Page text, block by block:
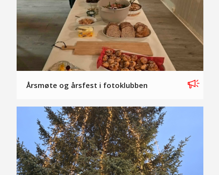
Årsmøte og årsfest i fotoklubben